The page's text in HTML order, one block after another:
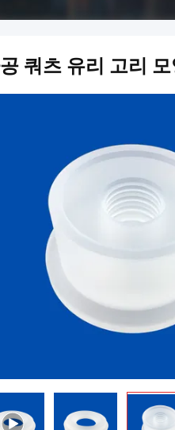
쿼츠 유리 고리